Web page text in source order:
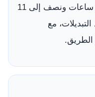
تستغرق رحلة القطار غالبًا من 9 ساعات ونصف إلى 11
مع